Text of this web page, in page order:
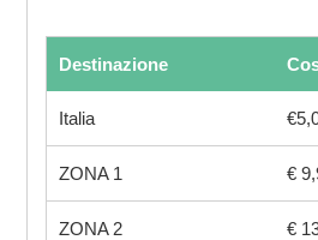
Destinazione
Italia
ZONA 1 €
ZONA 2 €